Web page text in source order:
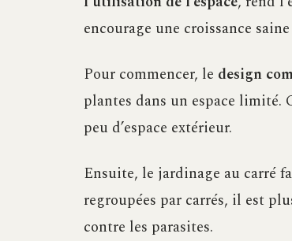
encourage une croissance
Pour commencer, le design
plantes dans un espace limité.
peu d’espace extérieur.
Ensuite, le jardinage au carré
regroupées par carrés, il est
contre les parasites.